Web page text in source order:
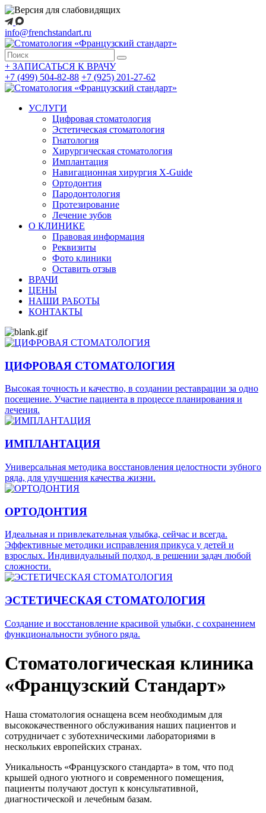
info@frenchstandart.ru
+ ЗАПИСАТЬСЯ К ВРАЧУ
+7 (499) 504-82-88 +7 (925) 201-27-62
УСЛУГИ
Цифровая стоматология
Эстетическая стоматология
Гнатология
Хирургическая стоматология
Имплантация
Навигационная хирургия X-Guide
Ортодонтия
Пародонтология
Протезирование
Лечение зубов
О КЛИНИКЕ
Правовая информация
Реквизиты
Фото клиники
Оставить отзыв
ВРАЧИ
ЦЕНЫ
НАШИ РАБОТЫ
КОНТАКТЫ
ЦИФРОВАЯ СТОМАТОЛОГИЯ
Высокая точность и качество, в создании реставрации за одно
посещение. Участие пациента в процессе планирования и
лечения.
ИМПЛАНТАЦИЯ
Универсальная методика восстановления целостности зубного
ряда, для улучшения качества жизни.
ОРТОДОНТИЯ
Идеальная и привлекательная улыбка, сейчас и всегда.
Эффективные методики исправления прикуса у детей и
взрослых. Индивидуальный подход, в решении задач любой
сложности.
ЭСТЕТИЧЕСКАЯ СТОМАТОЛОГИЯ
Создание и восстановление красивой улыбки, с сохранением
функциональности зубного ряда.
Стоматологическая клиника
«Французский Стандарт»
Наша стоматология оснащена всем необходимым для
высококачественного обслуживания наших пациентов и
сотрудничает с зуботехническими лабораториями в
нескольких европейских странах.
Уникальность «Французского стандарта» в том, что под
крышей одного уютного и современного помещения,
пациенты получают доступ к консультативной,
диагностической и лечебным базам.